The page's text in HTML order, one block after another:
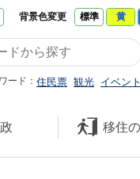
さんの
背景色変更 標準 黄
ード： 住民票 観光 イベント
移住の